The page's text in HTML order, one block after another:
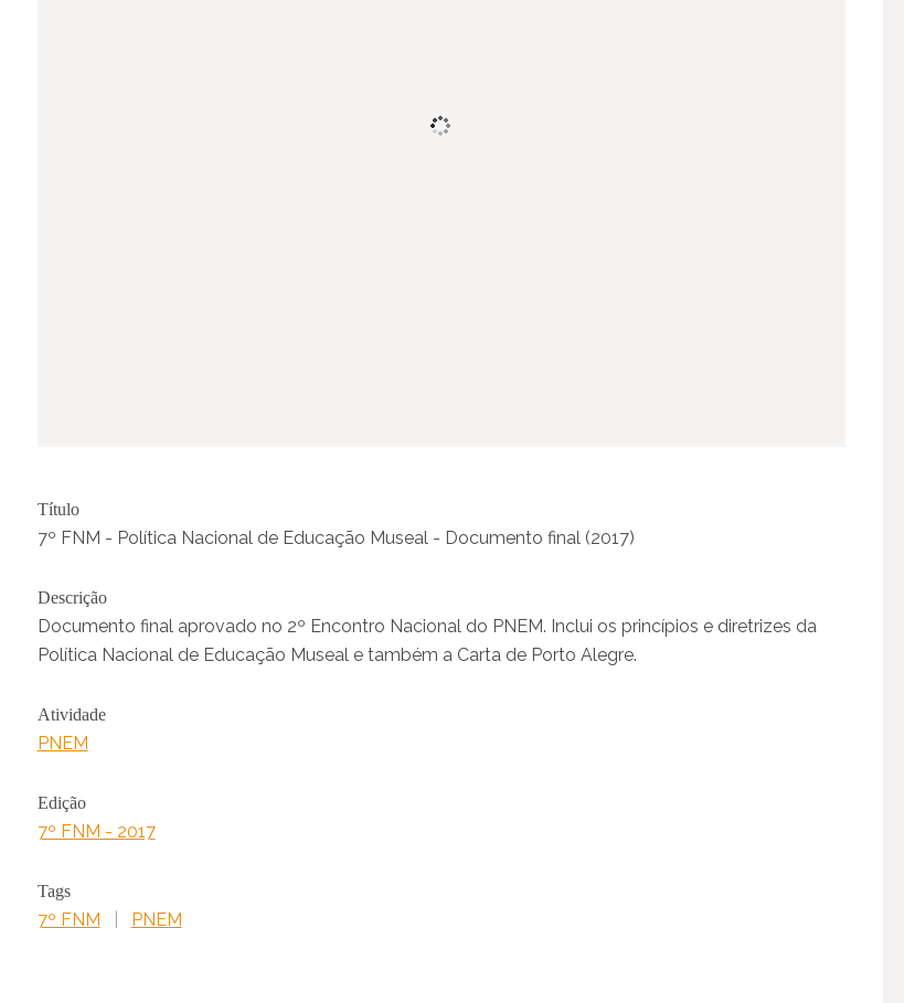
Título
7º FNM - Política Nacional de Educação Museal - Documento final (2017)
Descrição
Documento final aprovado no 2º Encontro Nacional do PNEM. Inclui os princípios e diretrizes da
Política Nacional de Educação Museal e também a Carta de Porto Alegre.
Atividade
PNEM
Edição
7º FNM - 2017
Tags
7º FNM PNEM